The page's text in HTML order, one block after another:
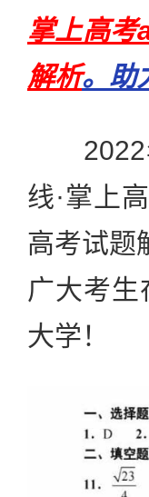
掌上高考
解析。助
2022年
线·掌上
高考试题
广大考
大学！